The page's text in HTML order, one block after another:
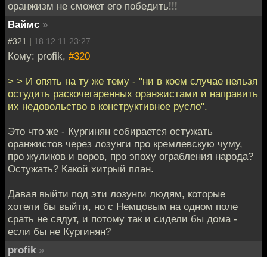
оранжизм не сможет его победить!!!
Ваймс »
#321 | 18.12.11 23:27
Кому: profik, #320
> > И опять на ту же тему - "ни в коем случае нельзя
остудить раскочегаренных оранжистами и направить
их недовольство в конструктивное русло".
Это что же - Кургинян собирается остужать
оранжистов через лозунги про кремлевскую чуму,
про жуликов и воров, про эпоху ограбления народа?
Остужать? Какой хитрый план.
Давая выйти под эти лозунги людям, которые
хотели бы выйти, но с Немцовым на одном поле
срать не сядут, и потому так и сидели бы дома -
если бы не Кургинян?
profik »